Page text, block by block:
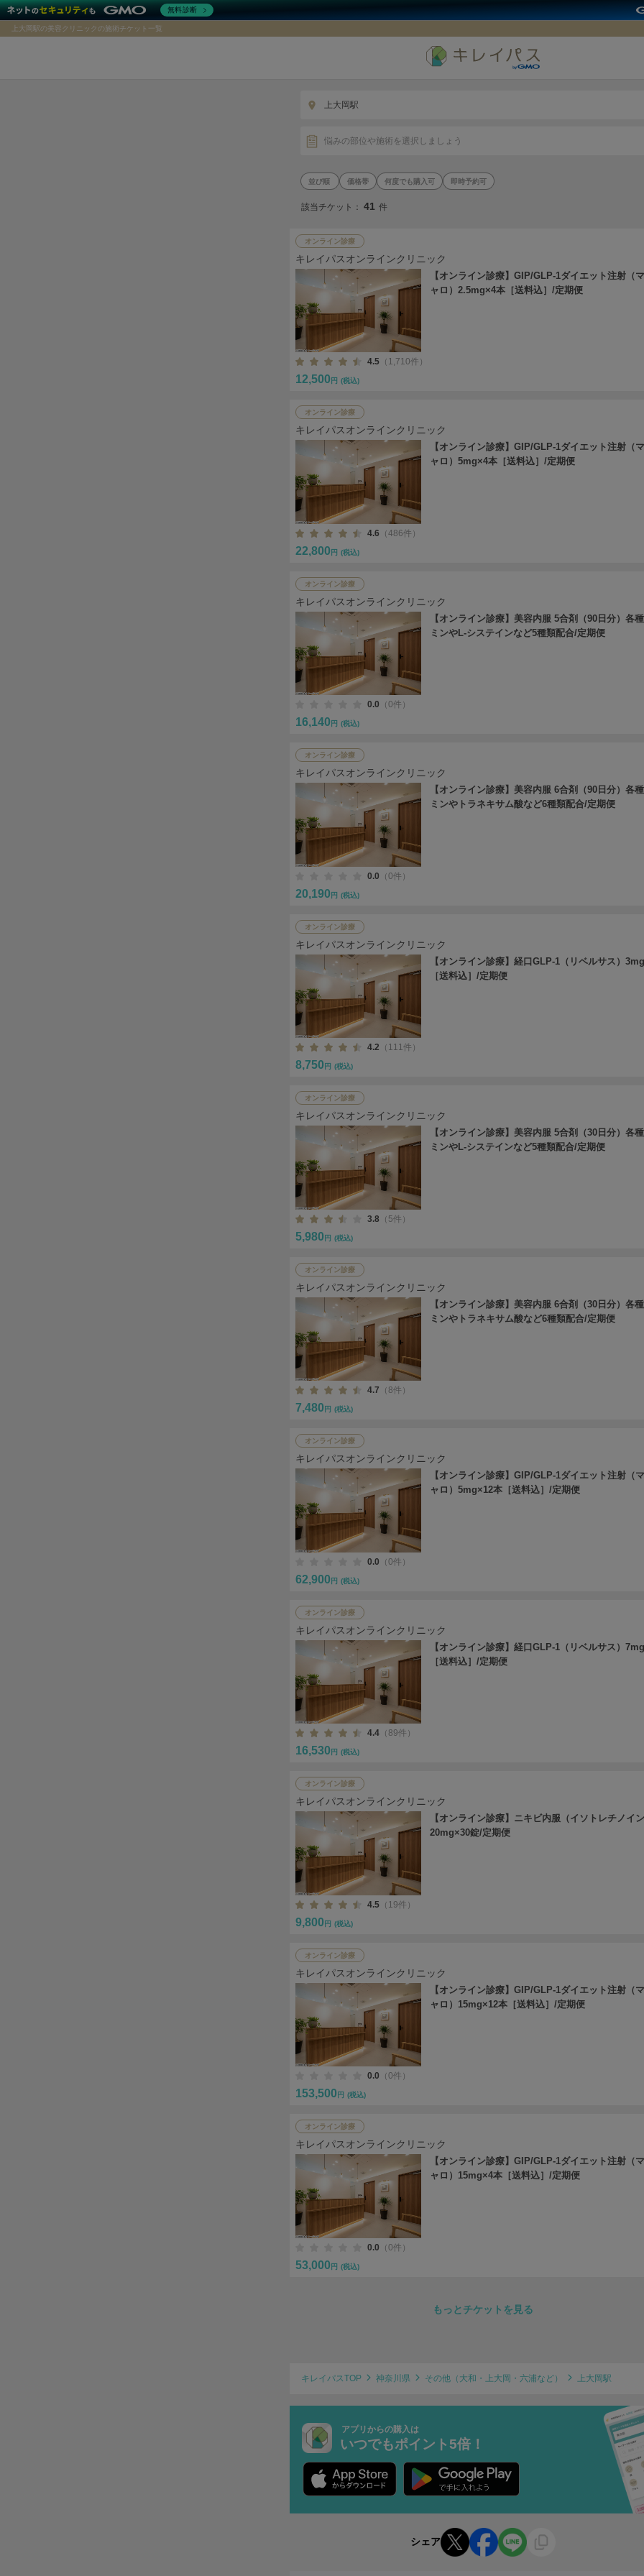
上大岡駅の美容クリニックの施術チケット一覧
上大岡駅
悩みの部位や施術を選択しましょう
価格帯 何度でも購入可 即時予約可
該当チケット：41 件
オンライン診療
キレイパスオンラインクリニック
【オンライン診療】GIP/GLP-1ダイエット注射（
ャロ）2.5mg×4本［送料込］/定期便
4.5 （1,710件）
12,500 円 (税込)
オンライン診療
キレイパスオンラインクリニック
【オンライン診療】GIP/GLP-1ダイエット注射（
ャロ）5mg×4本［送料込］/定期便
4.6 （486件）
22,800 円 (税込)
オンライン診療
キレイパスオンラインクリニック
【オンライン診療】美容内服 5合剤（90日分）各
ミンやL-システインなど5種類配合/定期便
0.0 （0件）
16,140 円 (税込)
オンライン診療
キレイパスオンラインクリニック
【オンライン診療】美容内服 6合剤（90日分）各
ミンやトラネキサム酸など6種類配合/定期便
0.0 （0件）
20,190 円 (税込)
オンライン診療
キレイパスオンラインクリニック
【オンライン診療】経口GLP-1（リベルサス）
［送料込］/定期便
4.2 （111件）
8,750 円 (税込)
オンライン診療
キレイパスオンラインクリニック
【オンライン診療】美容内服 5合剤（30日分）各
ミンやL-システインなど5種類配合/定期便
3.8 （5件）
5,980 円 (税込)
オンライン診療
キレイパスオンラインクリニック
【オンライン診療】美容内服 6合剤（30日分）各
ミンやトラネキサム酸など6種類配合/定期便
4.7 （8件）
7,480 円 (税込)
オンライン診療
キレイパスオンラインクリニック
【オンライン診療】GIP/GLP-1ダイエット注射（
ャロ）5mg×12本［送料込］/定期便
0.0 （0件）
62,900 円 (税込)
オンライン診療
キレイパスオンラインクリニック
【オンライン診療】経口GLP-1（リベルサス）
［送料込］/定期便
4.4 （89件）
16,530 円 (税込)
オンライン診療
キレイパスオンラインクリニック
【オンライン診療】ニキビ内服（イソトレチノイ
20mg×30錠/定期便
4.5 （19件）
9,800 円 (税込)
オンライン診療
キレイパスオンラインクリニック
【オンライン診療】GIP/GLP-1ダイエット注射（
ャロ）15mg×12本［送料込］/定期便
0.0 （0件）
153,500 円 (税込)
オンライン診療
キレイパスオンラインクリニック
【オンライン診療】GIP/GLP-1ダイエット注射（
ャロ）15mg×4本［送料込］/定期便
0.0 （0件）
53,000 円 (税込)
もっとチケットを見る
キレイパスTOP 神奈川県 その他（大和・上大岡・六浦など） 上大岡駅
アプリからの購入は
いつでもポイント5倍！
シェア
無料診断